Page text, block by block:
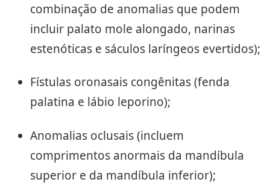
combinação de anomalias que podem
incluir palato mole alongado, narinas
estenóticas e sáculos laríngeos evertidos);
Fístulas oronasais congênitas (fenda
palatina e lábio leporino);
Anomalias oclusais (incluem
comprimentos anormais da mandíbula
superior e da mandíbula inferior);